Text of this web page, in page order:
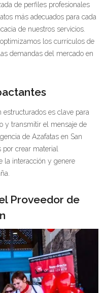
de perfiles profesionales
más adecuados para cada
de nuestros servicios.
los currículos de
demandas del mercado en
estructurados es clave para
y transmitir el mensaje de
de Azafatas en San
por crear material
la interacción y genere
Proveedor de